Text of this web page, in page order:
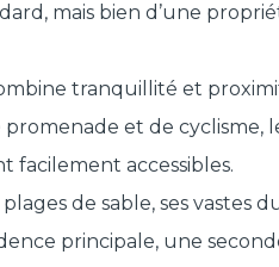
mais bien d’une
tranquillité et
promenade et de
facilement accessibles.
de sable, ses vastes
principale, une